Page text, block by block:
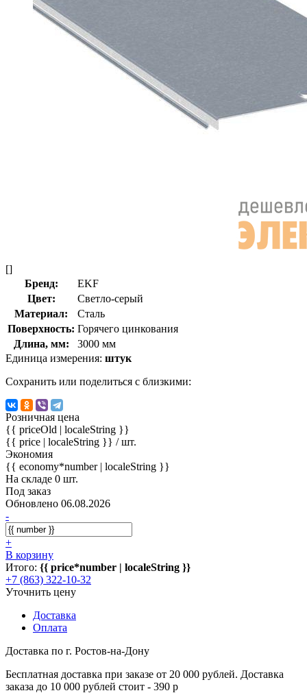
[]
Бренд:
EKF
Цвет:
Светло-серый
Материал:
Сталь
Поверхность: Горячего цинкования
Длина, мм:
3000 мм
Единица измерения: штук
Сохранить или поделиться с близкими:
Розничная цена
{{ priceOld | localeString }}
{{ price | localeString }} / шт.
Экономия
{{ economy*number | localeString }}
На складе 0 шт.
Под заказ
Обновлено 06.08.2026
-
+
В корзину
Итого: {{ price*number | localeString }}
+7 (863) 322-10-32
Уточнить цену
Доставка
Оплата
Доставка по г. Ростов-на-Дону
Бесплатная доставка при заказе от 20 000 рублей. Доставка
заказа до 10 000 рублей стоит - 390 р